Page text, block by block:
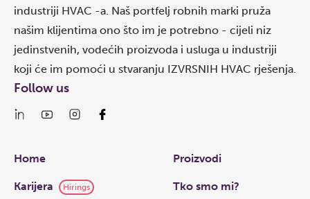
industriji HVAC -a. Naš portfelj robnih marki pruža
našim klijentima ono što im je potrebno - cijeli niz
jedinstvenih, vodećih proizvoda i usluga u industriji
koji će im pomoći u stvaranju IZVRSNIH HVAC rješenja.
Links
Home Proizvodi
Karijera Hirings Tko smo mi?
Follow us